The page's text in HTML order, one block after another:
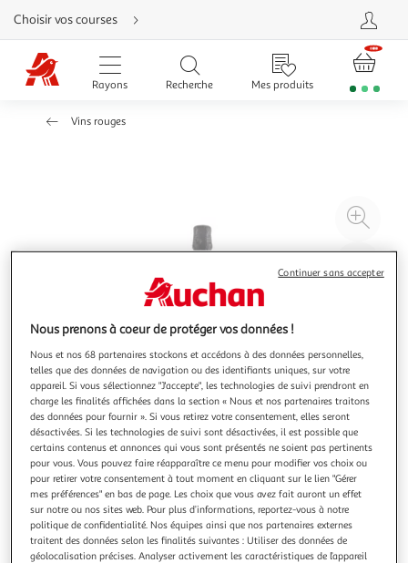
Aller
directement
au
contenu
Aller
directement
Aller
d'aide
Choisir vos courses
Rayons Recherche Mes produits
Vins rouges
à
DOC Prosecco Radise extra dry
PROSECCO RADISE DOC EXTRA DRY SAN MARTINO
0.75CL NM ITALIE
En savoir +
Nous prenons à coeur de protéger vos données !
Nous et nos 68 partenaires stockons et accédons à des données personnelles,
telles que des données de navigation ou des identifiants uniques, sur votre
appareil. Si vous sélectionnez "J'accepte", les technologies de suivi prendront en
charge les finalités affichées dans la section « Nous et nos partenaires traitons
des données pour fournir ». Si vous retirez votre consentement, elles seront
désactivées. Si les technologies de suivi sont désactivées, il est possible que
certains contenus et annonces qui vous sont présentés ne soient pas pertinents
pour vous. Vous pouvez faire réapparaître ce menu pour modifier vos choix ou
pour retirer votre consentement à tout moment en cliquant sur le lien "Gérer
mes préférences" en bas de page. Les choix que vous avez fait auront un effet
sur notre ou nos sites web. Pour plus d’informations, reportez-vous à notre
politique de confidentialité. Nos équipes ainsi que nos partenaires externes
traitent des données selon les finalités suivantes : Utiliser des données de
géolocalisation précises. Analyser activement les caractéristiques de l’appareil
Continuer sans accepter